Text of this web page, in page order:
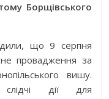
Борщівського
що 9 серпня
провадження за
вишу.
слідчі дії для